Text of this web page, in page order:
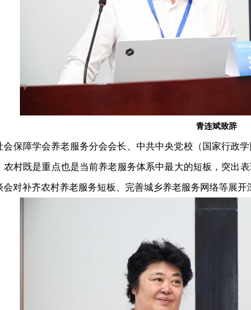
青连斌致辞
会保障学会养老服务分会会长、中共中央党校（国家行政
农村既是重点也是当前养老服务体系中最大的短板，突出
会对补齐农村养老服务短板、完善城乡养老服务网络等展开